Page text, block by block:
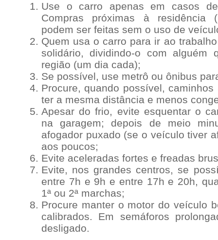
Use o carro apenas em casos
Compras próximas à residência
podem ser feitas sem o uso de
Quem usa o carro para ir ao
solidário, dividindo-o com alguém
região (um dia cada);
Se possível, use metrô ou ônibus
Procure, quando possível,
ter a mesma distância e menos
Apesar do frio, evite esquentar o
na garagem; depois de meio
afogador puxado (se o veículo tiver
aos poucos;
Evite aceleradas fortes e freadas
Evite, nos grandes centros, se
entre 7h e 9h e entre 17h e 20h,
1ª ou 2ª marchas;
Procure manter o motor do veículo
calibrados. Em semáforos
desligado.